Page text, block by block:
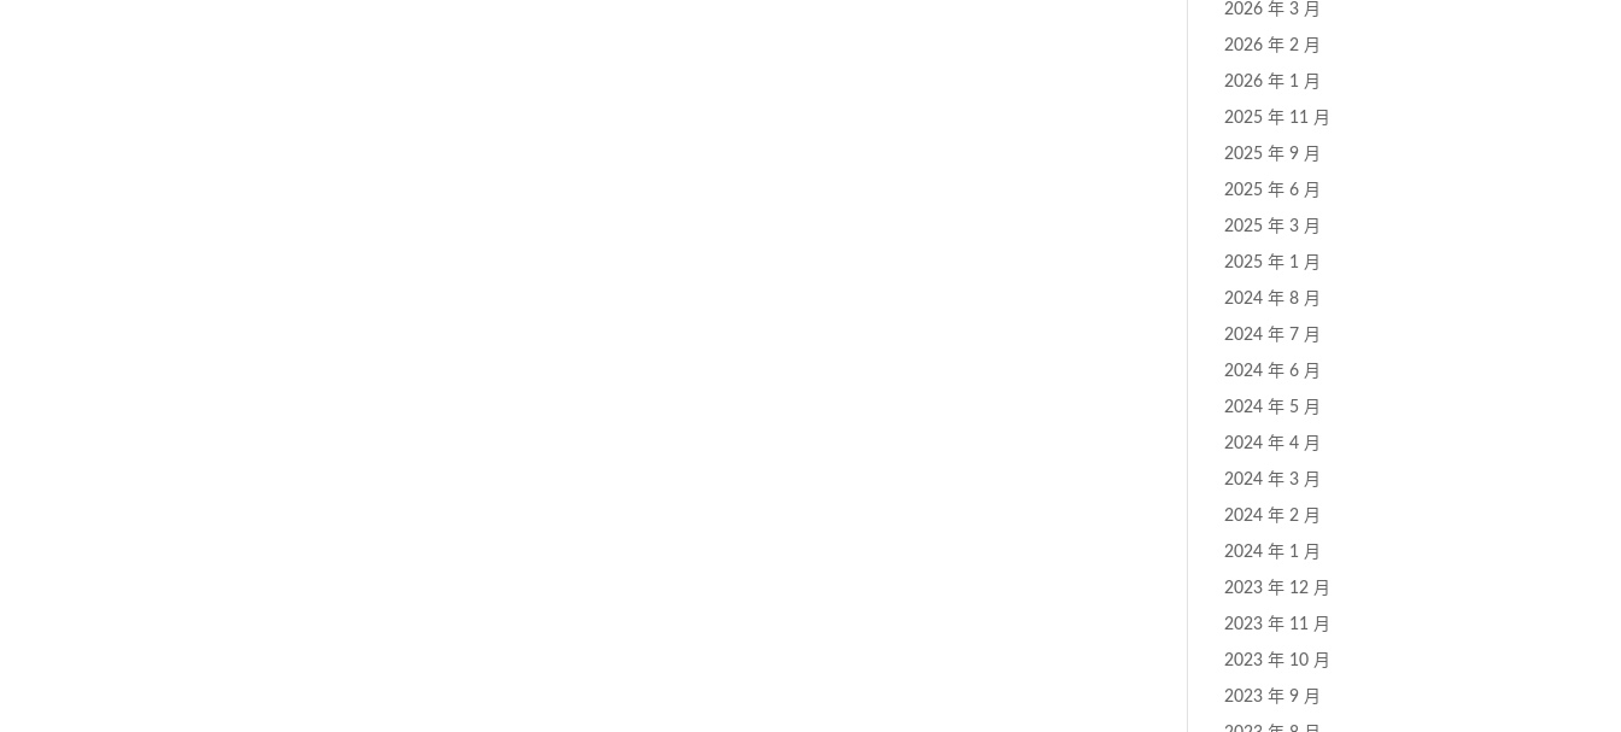
2026 年 3 月
2026 年 2 月
2026 年 1 月
2025 年 11 月
2025 年 9 月
2025 年 6 月
2025 年 3 月
2025 年 1 月
2024 年 8 月
2024 年 7 月
2024 年 6 月
2024 年 5 月
2024 年 4 月
2024 年 3 月
2024 年 2 月
2024 年 1 月
2023 年 12 月
2023 年 11 月
2023 年 10 月
2023 年 9 月